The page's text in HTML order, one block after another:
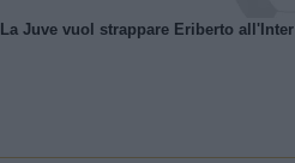
La Juve vuol strappare Eriberto all'Inter